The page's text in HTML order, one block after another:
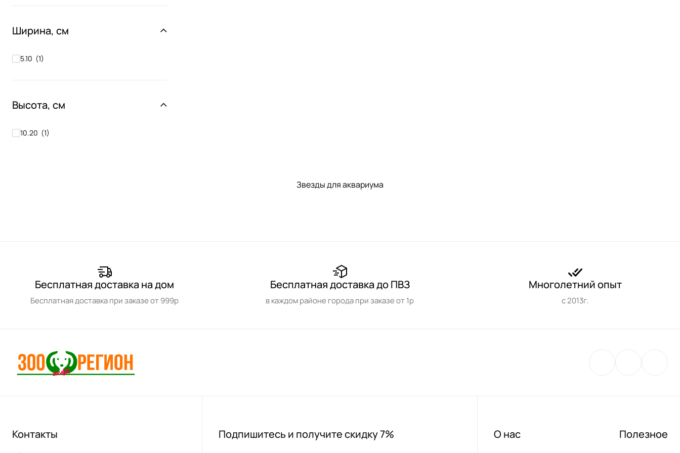
Ширина, см
5.10 (1)
Высота, см
10.20 (1)
Звезды для аквариума
Бесплатная доставка на дом
Бесплатная доставка при заказе от 999р
Бесплатная доставка до ПВЗ
в каждом районе города при заказе от 1р
Многолетний опыт
с 2013г.
Контакты Подпишитесь и получите скидку 7% О нас Полезное